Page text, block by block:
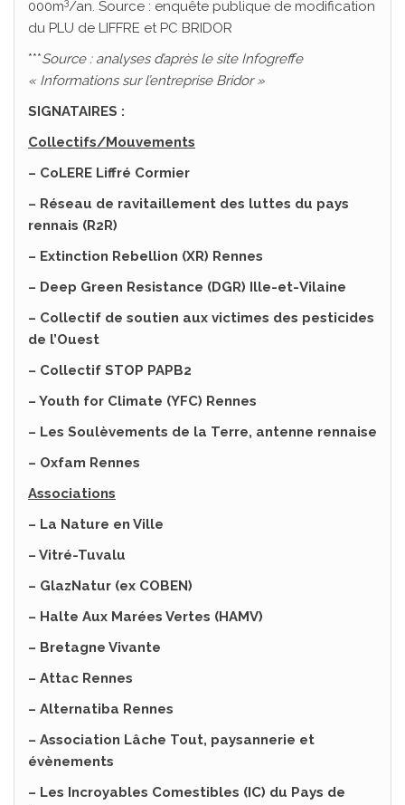
000m /an. Source : enquête publique de modification
du PLU de LIFFRE et PC BRIDOR
***Source : analyses d’après le site Infogreffe
« Informations sur l’entreprise Bridor »
SIGNATAIRES :
Collectifs/Mouvements
– CoLERE Liffré Cormier
– Réseau de ravitaillement des luttes du pays
rennais (R2R)
– Extinction Rebellion (XR) Rennes
– Deep Green Resistance (DGR) Ille-et-Vilaine
– Collectif de soutien aux victimes des pesticides
de l’Ouest
– Collectif STOP PAPB2
– Youth for Climate (YFC) Rennes
– Les Soulèvements de la Terre, antenne rennaise
– Oxfam Rennes
Associations
– La Nature en Ville
– Vitré-Tuvalu
– GlazNatur (ex COBEN)
– Halte Aux Marées Vertes (HAMV)
– Bretagne Vivante
– Attac Rennes
– Alternatiba Rennes
– Association Lâche Tout, paysannerie et
évènements
– Les Incroyables Comestibles (IC) du Pays de